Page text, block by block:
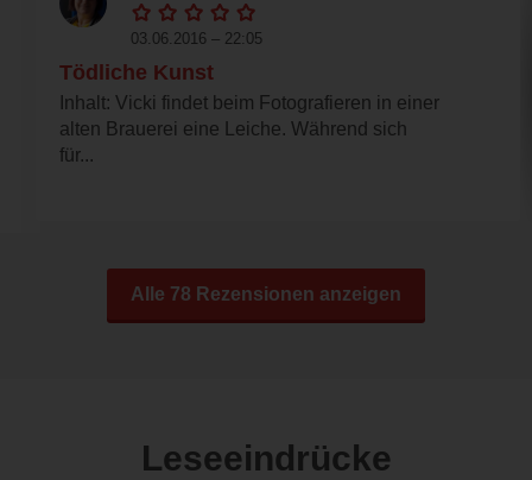
03.06.2016 – 22:05
Tödliche Kunst
Inhalt: Vicki findet beim Fotografieren in einer
alten Brauerei eine Leiche. Während sich
für...
Alle 78 Rezensionen anzeigen
Leseeindrücke